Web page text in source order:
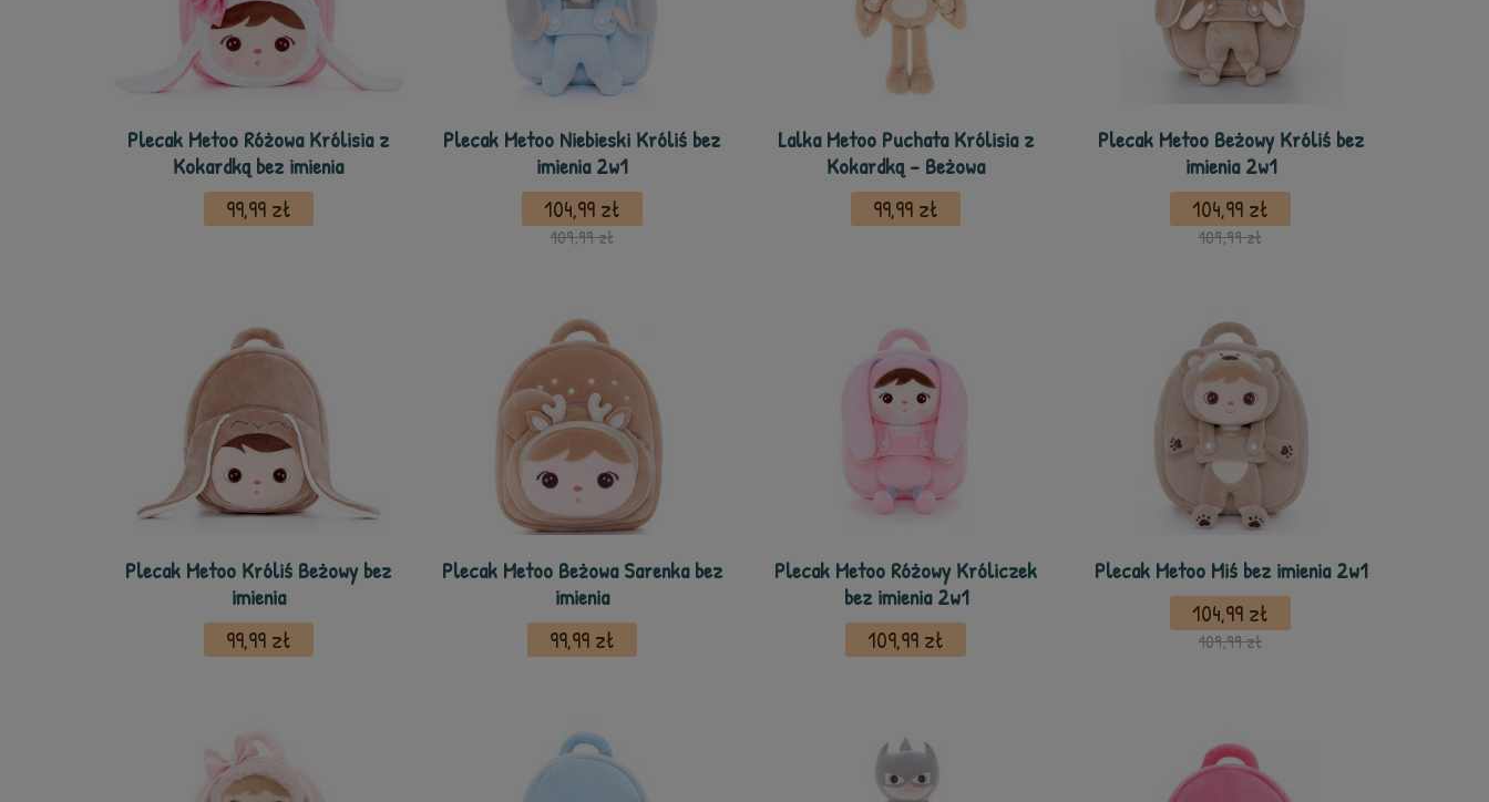
Plecak Metoo Różowa Królisia z
Kokardką bez imienia
99,99 zł
Plecak Metoo Niebieski Króliś bez
imienia 2w1
104,99 zł
109,99 zł
Lalka Metoo Puchata Królisia z
Kokardką - Beżowa
99,99 zł
Plecak Metoo Beżowy Króliś bez
imienia 2w1
104,99 zł
109,99 zł
Plecak Metoo Króliś Beżowy bez
imienia
99,99 zł
Plecak Metoo Beżowa Sarenka bez
imienia
99,99 zł
Plecak Metoo Różowy Króliczek
bez imienia 2w1
109,99 zł
Plecak Metoo Miś bez imienia 2w1
104,99 zł
109,99 zł